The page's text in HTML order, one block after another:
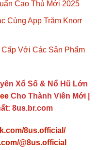
Cao Thủ Mới 2025
Cùng App Trăm Knorr
Với Các Sản Phẩm
Xổ Số & Nổ Hũ Lớn
Cho Thành Viên Mới |
8us.br.com
8us.official/
@8us.official